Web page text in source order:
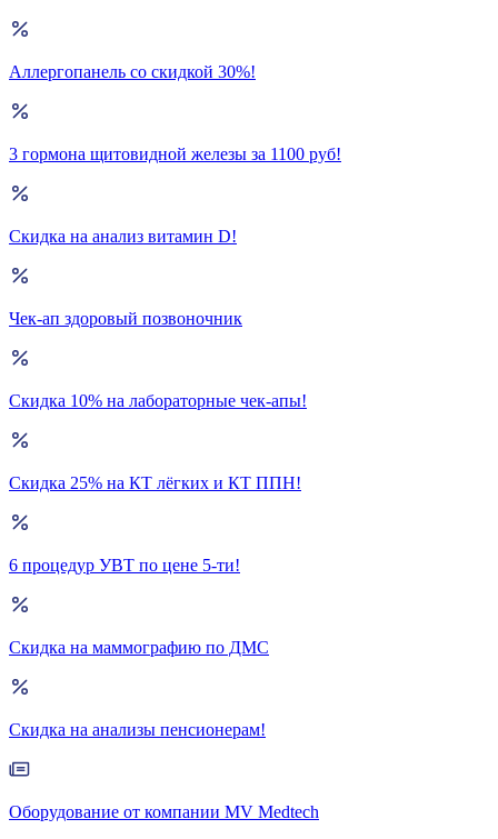
Аллергопанель со скидкой 30%!
3 гормона щитовидной железы за 1100 руб!
Скидка на анализ витамин D!
Чек-ап здоровый позвоночник
Скидка 10% на лабораторные чек-апы!
Скидка 25% на КТ лёгких и КТ ППН!
6 процедур УВТ по цене 5-ти!
Скидка на маммографию по ДМС
Скидка на анализы пенсионерам!
Оборудование от компании MV Medtech